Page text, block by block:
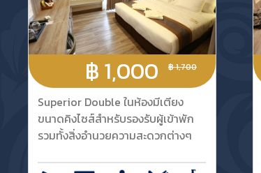
฿ 1,700
฿ 1,000
Superior Double ในห้องมีเตียง
ขนาดคิงไซส์สำหรับรองรับผู้เข้าพัก
รวมทั้งสิ่งอำนวยความสะดวกต่างๆ